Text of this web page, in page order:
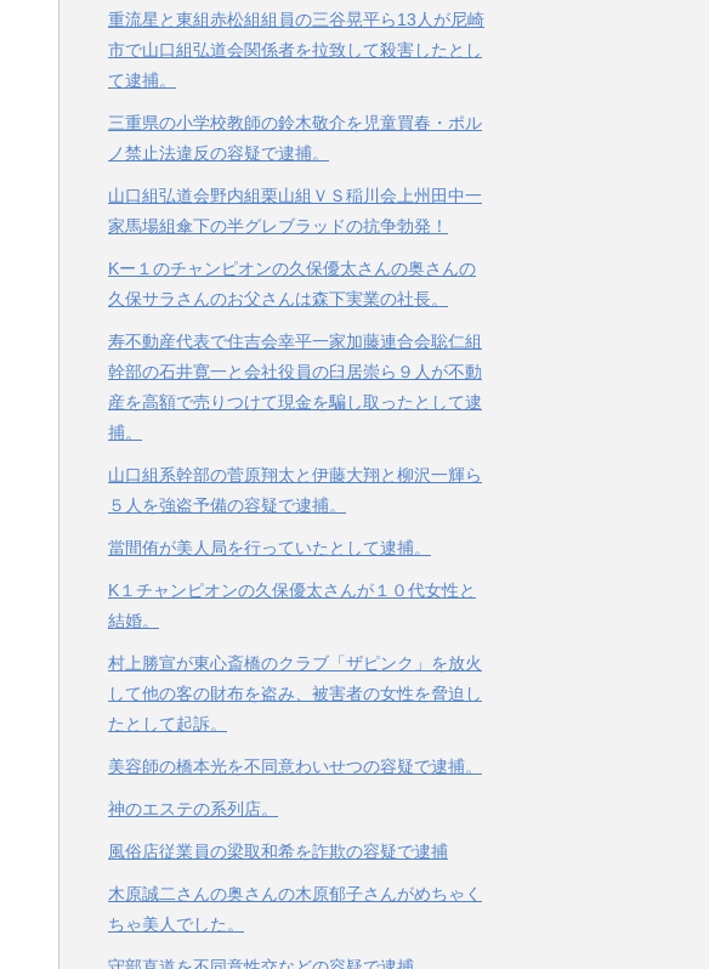
重流星と東組赤松組組員の三谷晃平ら13人が尼崎
市で山口組弘道会関係者を拉致して殺害したとし
て逮捕。
三重県の小学校教師の鈴木敬介を児童買春・ポル
ノ禁止法違反の容疑で逮捕。
山口組弘道会野内組栗山組ＶＳ稲川会上州田中一
家馬場組傘下の半グレブラッドの抗争勃発！
Kー１のチャンピオンの久保優太さんの奥さんの
久保サラさんのお父さんは森下実業の社長。
寿不動産代表で住吉会幸平一家加藤連合会聡仁組
幹部の石井寛一と会社役員の臼居崇ら９人が不動
産を高額で売りつけて現金を騙し取ったとして逮
捕。
山口組系幹部の菅原翔太と伊藤大翔と柳沢一輝ら
５人を強盗予備の容疑で逮捕。
當間侑が美人局を行っていたとして逮捕。
K１チャンピオンの久保優太さんが１０代女性と
結婚。
村上勝宣が東心斎橋のクラブ「ザピンク」を放火
して他の客の財布を盗み、被害者の女性を脅迫し
たとして起訴。
美容師の橋本光を不同意わいせつの容疑で逮捕。
神のエステの系列店。
風俗店従業員の梁取和希を詐欺の容疑で逮捕
木原誠二さんの奥さんの木原郁子さんがめちゃく
ちゃ美人でした。